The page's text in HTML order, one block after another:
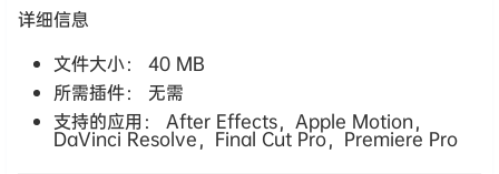
详细信息
文件大小： 40 MB
所需插件： 无需
支持的应用： After Effects，Apple Motion，
DaVinci Resolve，Final Cut Pro，Premiere Pro